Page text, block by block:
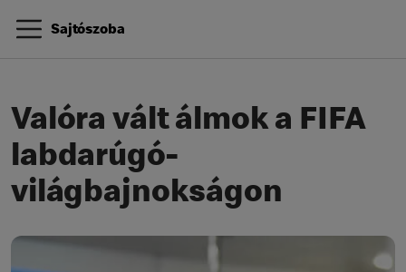
Sajtószoba
Valóra vált álmok a FIFA
labdarúgó-
világbajnokságon